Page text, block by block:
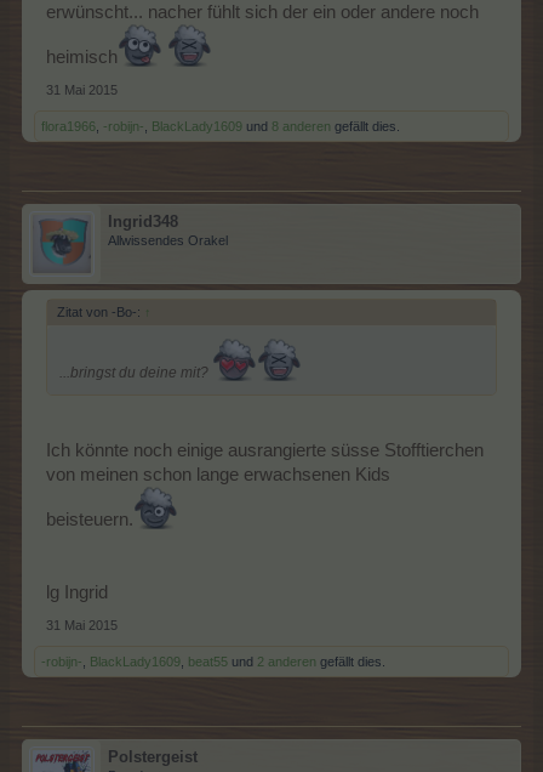
erwünscht... nacher fühlt sich der ein oder andere noch
heimisch
31 Mai 2015
flora1966 -robijn- BlackLady1609 und 8 anderen gefällt dies.
Ingrid348
Allwissendes Orakel
Zitat von -Bo-: ↑
...bringst du deine mit?
Ich könnte noch einige ausrangierte süsse Stofftierchen
von meinen schon lange erwachsenen Kids
beisteuern.
lg Ingrid
31 Mai 2015
-robijn- BlackLady1609 beat55 und 2 anderen gefällt dies.
Polstergeist